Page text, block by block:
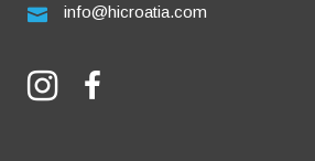
info@hicroatia.com